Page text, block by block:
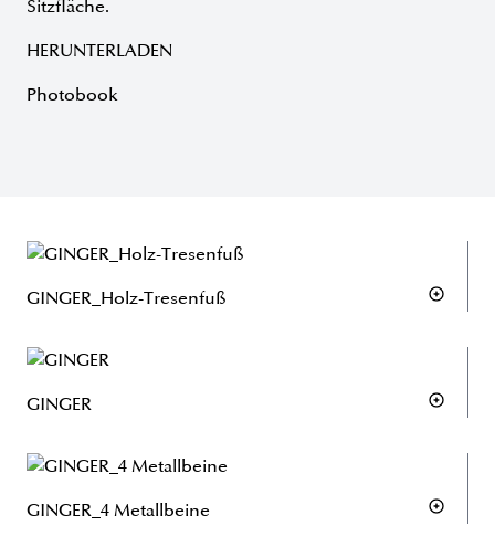
Sitzfläche.
HERUNTERLADEN
Photobook
GINGER_Holz-Tresenfuß
GINGER
GINGER_4 Metallbeine